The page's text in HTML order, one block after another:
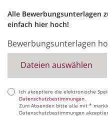
Alle Bewerbungsunterlagen
einfach hier hoch!
Bewerbungsunterlagen
Dateien auswählen
(erforderlich)
Ich akzeptiere die elektronische
Datenschutzbestimmungen.
Zum Absenden bitte alle mit *
Datenschutzbestimmungen